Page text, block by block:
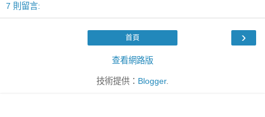
7 則留言:
›
首頁
查看網路版
技術提供： Blogger.